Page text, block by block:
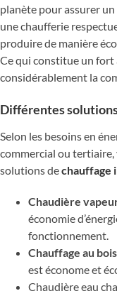
planète pour assurer
une chaufferie
produire de manière
Ce qui constitue un
considérablement la
Différentes
Selon les besoins en
commercial ou
solutions dechauffage
Chaudière
économie
fonctionnement.
Chauffage au bois
est économe et
Chaudière eau